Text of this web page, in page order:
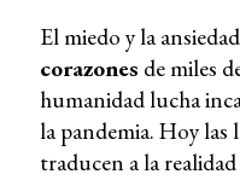
El miedo y la
corazones de miles
humanidad lucha
la pandemia. Hoy las
traducen a la